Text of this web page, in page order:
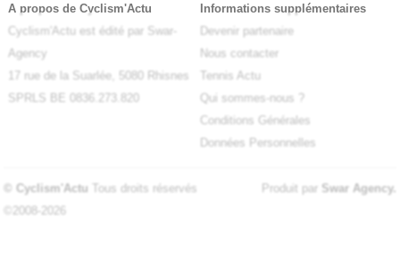
A propos de Cyclism'Actu
Cyclism'Actu est édité par Swar-
Agency
17 rue de la Suarlée, 5080 Rhisnes
SPRLS BE 0836.273.820
Informations supplémentaires
Devenir partenaire
Nous contacter
Tennis Actu
Qui sommes-nous ?
Conditions Générales
Données Personnelles
© Cyclism'Actu Tous droits réservés
©2008-2026
Produit par Swar Agency.